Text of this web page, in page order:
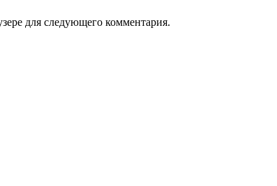
для следующего комментария.